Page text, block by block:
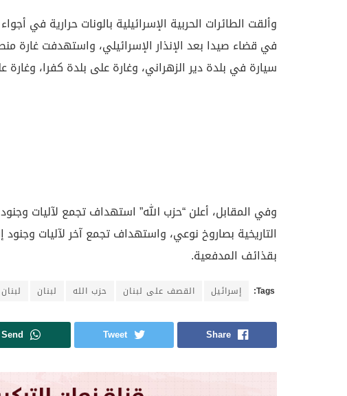
وألقت الطائرات الحربية الإسرائيلية بالونات حرارية في
في قضاء صيدا بعد الإنذار الإسرائيلي، واستهدفت غارة
سيارة في بلدة دير الزهراني، وغارة على بلدة كفرا،
وفي المقابل، أعلن “حزب الله” استهداف تجمع لآليات
التاريخية بصاروخ نوعي، واستهداف تجمع آخر لآليات
بقذائف المدفعية.
Tags: إسرائيل القصف على لبنان حزب الله لبنان
Share
Tweet
Send